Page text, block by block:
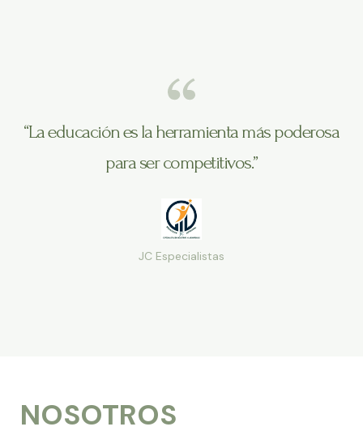
“La educación es la herramienta más poderosa
para ser competitivos.”
JC Especialistas
NOSOTROS